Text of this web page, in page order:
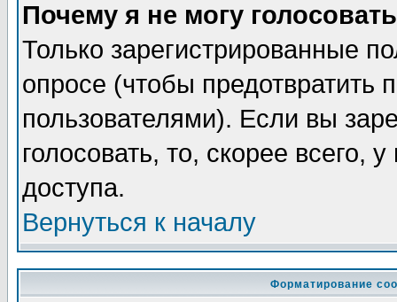
Почему я не могу
Только зарегистрированные
опросе (чтобы предотвратить
пользователями). Если вы
голосовать, то, скорее всего,
доступа.
Вернуться к началу
Форматирование